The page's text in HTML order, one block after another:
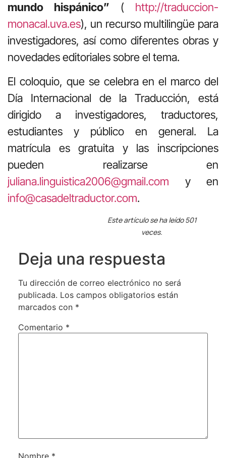
mundo hispánico” ( http://traduccion-
monacal.uva.es), un recurso multilingüe para
investigadores, así como diferentes obras y
novedades editoriales sobre el tema.
El coloquio, que se celebra en el marco del
Día Internacional de la Traducción, está
dirigido a investigadores, traductores,
estudiantes y público en general. La
matrícula es gratuita y las inscripciones
pueden realizarse en
juliana.linguistica2006@gmail.com y en
info@casadeltraductor.com.
Este artículo se ha leído 501
veces.
Deja una respuesta
Tu dirección de correo electrónico no será
publicada. Los campos obligatorios están
marcados con *
Comentario *
Nombre *